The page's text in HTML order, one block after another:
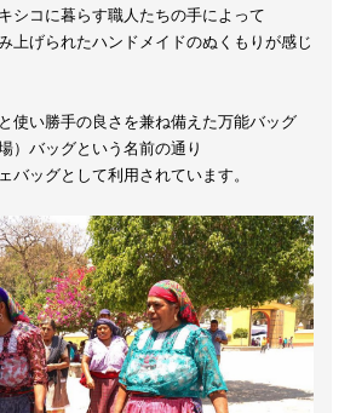
シコに暮らす職人たちの手によって
上げられたハンドメイドのぬくもりが感じ
使い勝手の良さを兼ね備えた万能バッグ
）バッグという名前の通り
バッグとして利用されています。